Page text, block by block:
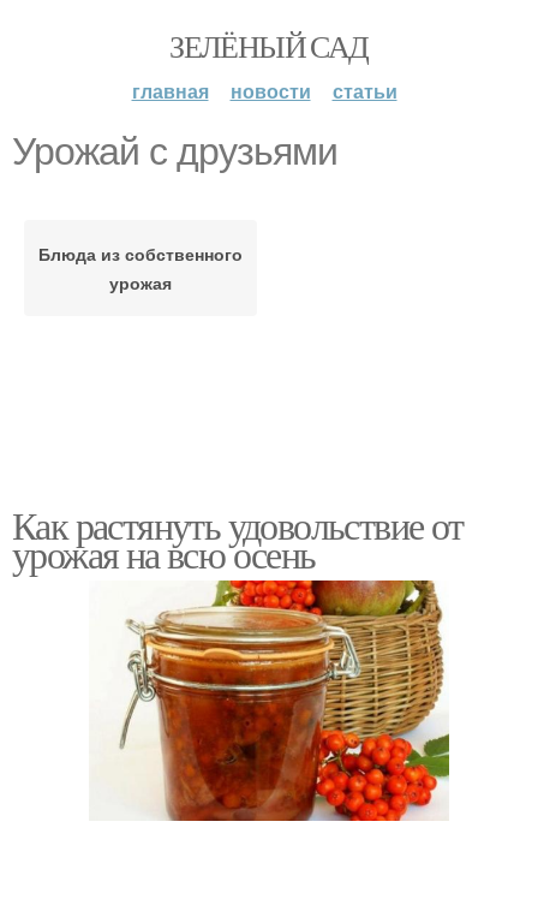
ЗЕЛЁНЫЙ САД
главная новости статьи
Урожай с друзьями
Блюда из собственного
урожая
Как растянуть удовольствие от
урожая на всю осень